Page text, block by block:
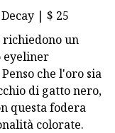
| $ 25
un
eyeliner
che l'oro sia
di gatto nero,
questa fodera
colorate.